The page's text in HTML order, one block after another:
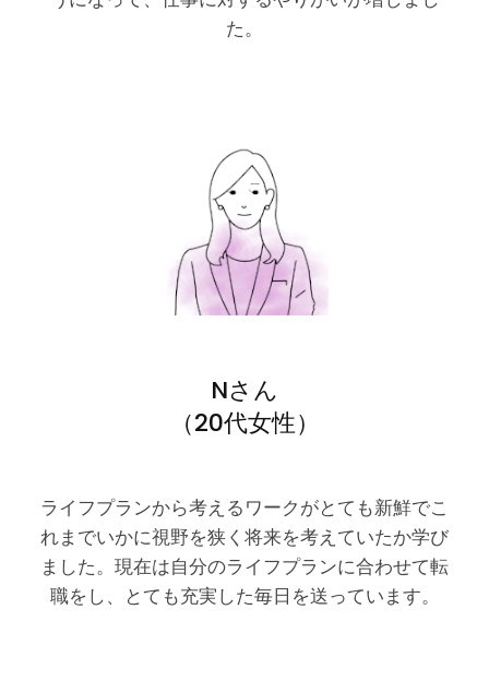
た。
Nさん
（20代女性）
ライフプランから考えるワークがとても新鮮でこ
れまでいかに視野を狭く将来を考えていたか学び
ました。現在は自分のライフプランに合わせて転
職をし、とても充実した毎日を送っています。